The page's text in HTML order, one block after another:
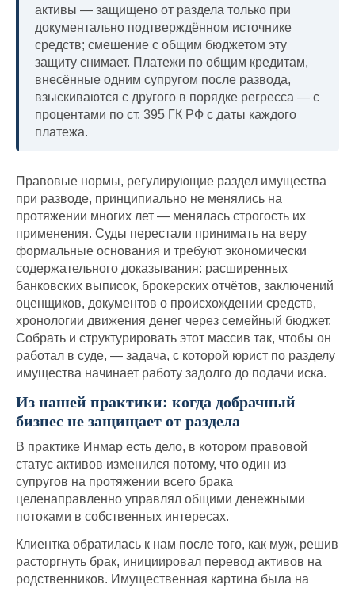
активы — защищено от раздела только при
документально подтверждённом источнике
средств; смешение с общим бюджетом эту
защиту снимает. Платежи по общим кредитам,
внесённые одним супругом после развода,
взыскиваются с другого в порядке регресса — с
процентами по ст. 395 ГК РФ с даты каждого
платежа.
Правовые нормы, регулирующие раздел имущества
при разводе, принципиально не менялись на
протяжении многих лет — менялась строгость их
применения. Суды перестали принимать на веру
формальные основания и требуют экономически
содержательного доказывания: расширенных
банковских выписок, брокерских отчётов, заключений
оценщиков, документов о происхождении средств,
хронологии движения денег через семейный бюджет.
Собрать и структурировать этот массив так, чтобы он
работал в суде, — задача, с которой юрист по разделу
имущества начинает работу задолго до подачи иска.
Из нашей практики: когда добрачный
бизнес не защищает от раздела
В практике Инмар есть дело, в котором правовой
статус активов изменился потому, что один из
супругов на протяжении всего брака
целенаправленно управлял общими денежными
потоками в собственных интересах.
Клиентка обратилась к нам после того, как муж, решив
расторгнуть брак, инициировал перевод активов на
родственников. Имущественная картина была на